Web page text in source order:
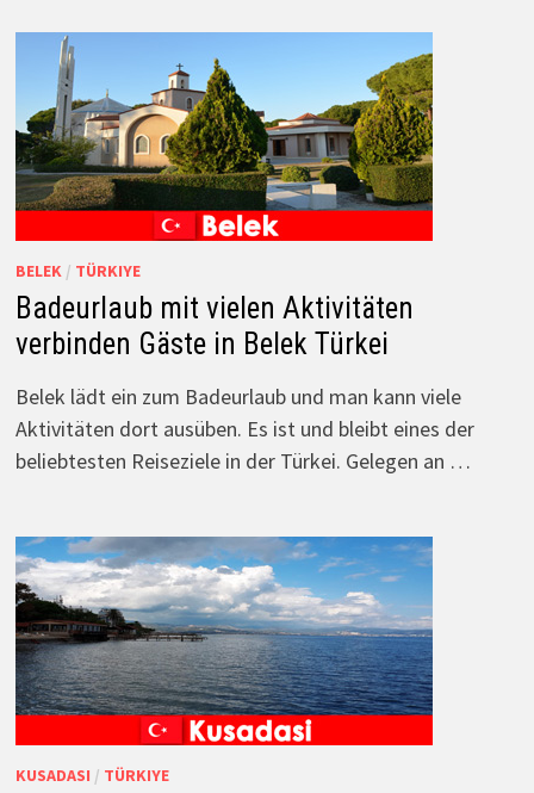
BELEK / TÜRKIYE
Badeurlaub mit vielen Aktivitäten
verbinden Gäste in Belek Türkei
Belek lädt ein zum Badeurlaub und man kann viele
Aktivitäten dort ausüben. Es ist und bleibt eines der
beliebtesten Reiseziele in der Türkei. Gelegen an …
KUSADASI / TÜRKIYE